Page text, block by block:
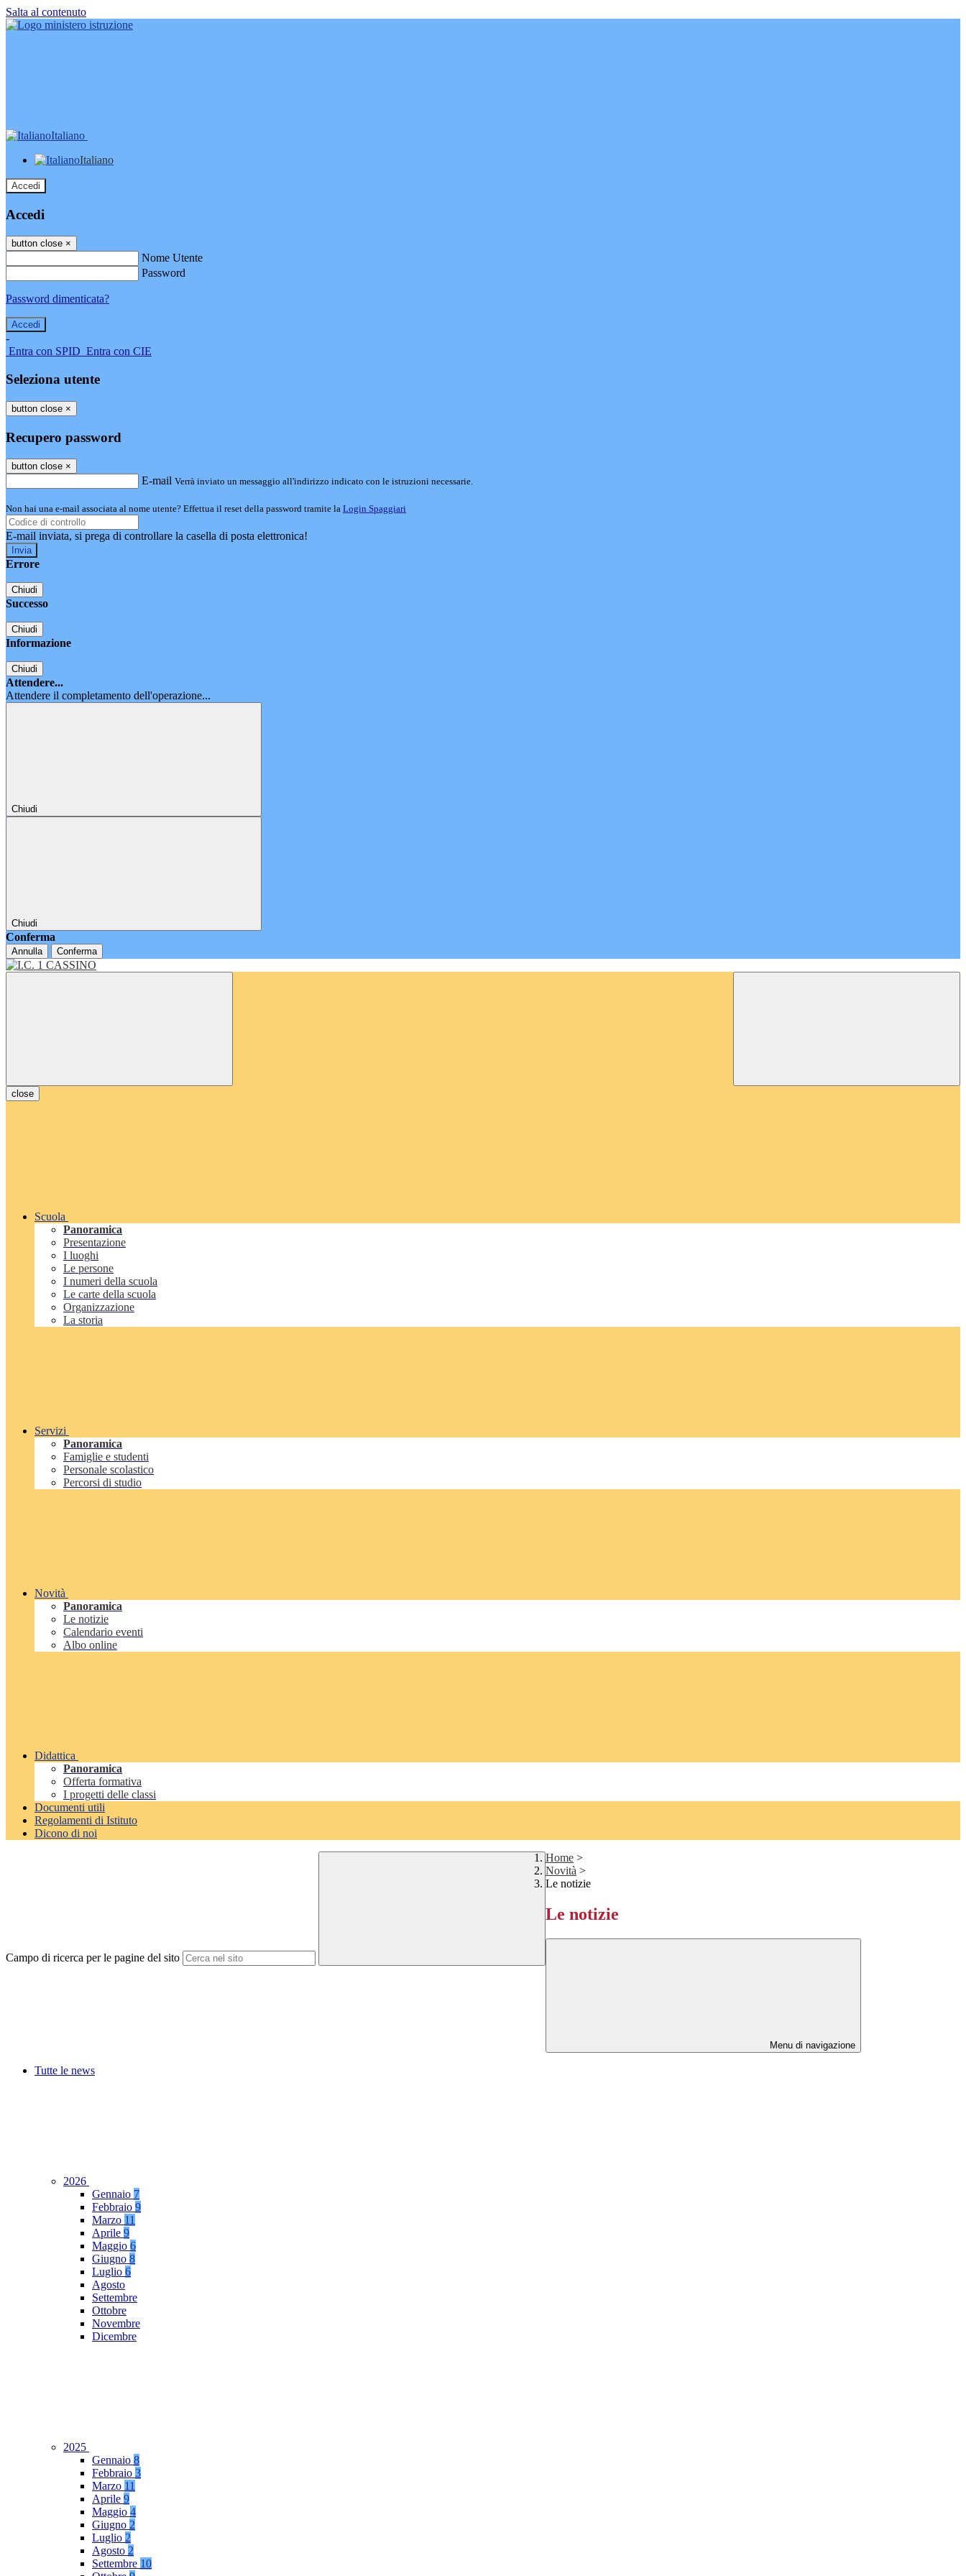
Salta al contenuto
Italiano
Italiano
Accedi
Accedi
button close ×
Nome Utente
Password
Password dimenticata?
-
Entra con SPID Entra con CIE
Seleziona utente
button close ×
Recupero password
button close ×
E-mail Verrà inviato un messaggio all'indirizzo indicato con le istruzioni necessarie.
Non hai una e-mail associata al nome utente? Effettua il reset della password tramite la Login Spaggiari
E-mail inviata, si prega di controllare la casella di posta elettronica!
Errore
Chiudi
Successo
Chiudi
Informazione
Chiudi
Attendere...
Attendere il completamento dell'operazione...
Chiudi
Chiudi
Conferma
Annulla Conferma
close
Scuola
Panoramica
Presentazione
I luoghi
Le persone
I numeri della scuola
Le carte della scuola
Organizzazione
La storia
Servizi
Panoramica
Famiglie e studenti
Personale scolastico
Percorsi di studio
Novità
Panoramica
Le notizie
Calendario eventi
Albo online
Didattica
Panoramica
Offerta formativa
I progetti delle classi
Documenti utili
Regolamenti di Istituto
Dicono di noi
Campo di ricerca per le pagine del sito
Home >
Novità >
Le notizie
Le notizie
Menu di navigazione
Tutte le news
2026
Gennaio 7
Febbraio 9
Marzo 11
Aprile 9
Maggio 6
Giugno 8
Luglio 6
Agosto
Settembre
Ottobre
Novembre
Dicembre
2025
Gennaio 8
Febbraio 3
Marzo 11
Aprile 9
Maggio 4
Giugno 2
Luglio 2
Agosto 2
Settembre 10